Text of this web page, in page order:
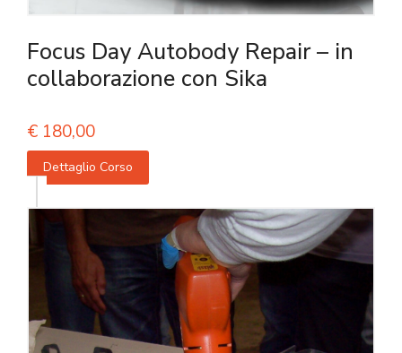
Focus Day Autobody Repair – in
collaborazione con Sika
€ 180,00
Dettaglio Corso